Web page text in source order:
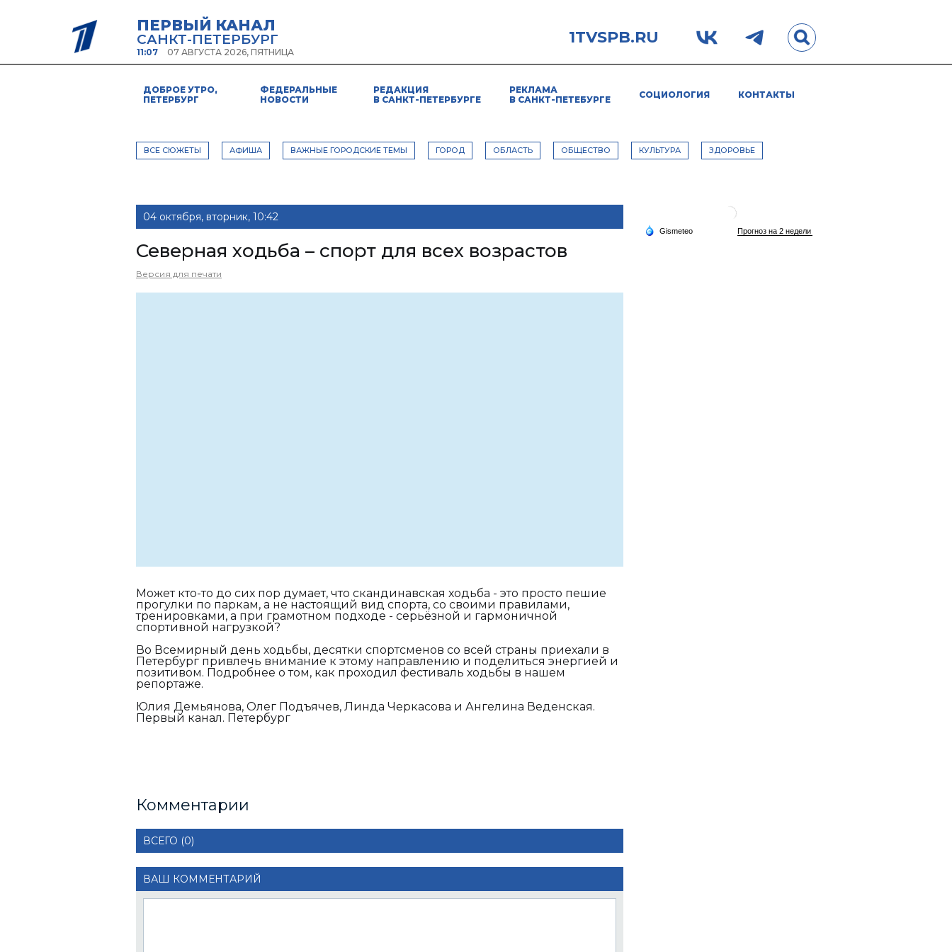
ПЕРВЫЙ КАНАЛ
САНКТ-ПЕТЕРБУРГ
11:07 07 АВГУСТА 2026, ПЯТНИЦА
1TVSPB.RU
ДОБРОЕ УТРО,
ПЕТЕРБУРГ
ФЕДЕРАЛЬНЫЕ
НОВОСТИ
РЕДАКЦИЯ
В САНКТ-ПЕТЕРБУРГЕ
РЕКЛАМА
В САНКТ-ПЕТЕБУРГЕ
СОЦИОЛОГИЯ КОНТАКТЫ
ВСЕ СЮЖЕТЫ АФИША ВАЖНЫЕ ГОРОДСКИЕ ТЕМЫ ГОРОД ОБЛАСТЬ ОБЩЕСТВО КУЛЬТУРА ЗДОРОВЬЕ
04 октября, вторник, 10:42
Северная ходьба – спорт для всех возрастов
Версия для печати
Может кто-то до сих пор думает, что скандинавская ходьба - это просто пешие
прогулки по паркам, а не настоящий вид спорта, со своими правилами,
тренировками, а при грамотном подходе - серьёзной и гармоничной
спортивной нагрузкой?
Во Всемирный день ходьбы, десятки спортсменов со всей страны приехали в
Петербург привлечь внимание к этому направлению и поделиться энергией и
позитивом. Подробнее о том, как проходил фестиваль ходьбы в нашем
репортаже.
Юлия Демьянова, Олег Подъячев, Линда Черкасова и Ангелина Веденская.
Первый канал. Петербург
Комментарии
ВСЕГО (0)
ВАШ КОММЕНТАРИЙ